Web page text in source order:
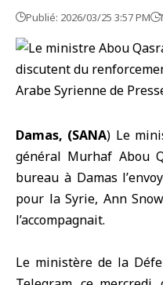
Publié: 2026/03/25 3:57 PM
Damas, (SANA) Le
général Murhaf Abou
bureau à Damas l’
pour la Syrie, Ann
l’accompagnait.
Le ministère de la